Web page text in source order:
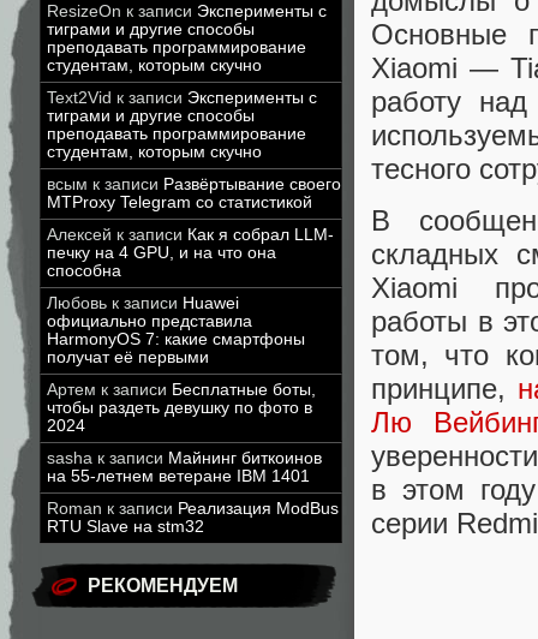
ResizeOn к записи Эксперименты с
тиграми и другие способы
преподавать программирование
студентам, которым скучно
Text2Vid к записи Эксперименты с
тиграми и другие способы
преподавать программирование
студентам, которым скучно
всым к записи Развёртывание своего
MTProxy Telegram со статистикой
Алексей к записи Как я собрал LLM-
печку на 4 GPU, и на что она
способна
Любовь к записи Huawei
официально представила
HarmonyOS 7: какие смартфоны
получат её первыми
Артем к записи Бесплатные боты,
чтобы раздеть девушку по фото в
2024
sasha к записи Майнинг биткоинов
на 55-летнем ветеране IBM 1401
Roman к записи Реализация ModBus
RTU Slave на stm32
РЕКОМЕНДУЕМ
Основные
Xiaomi —
работу
тесного
В
складных
Xiaomi
работы в
том, что
принципе,
Лю
в этом
серии